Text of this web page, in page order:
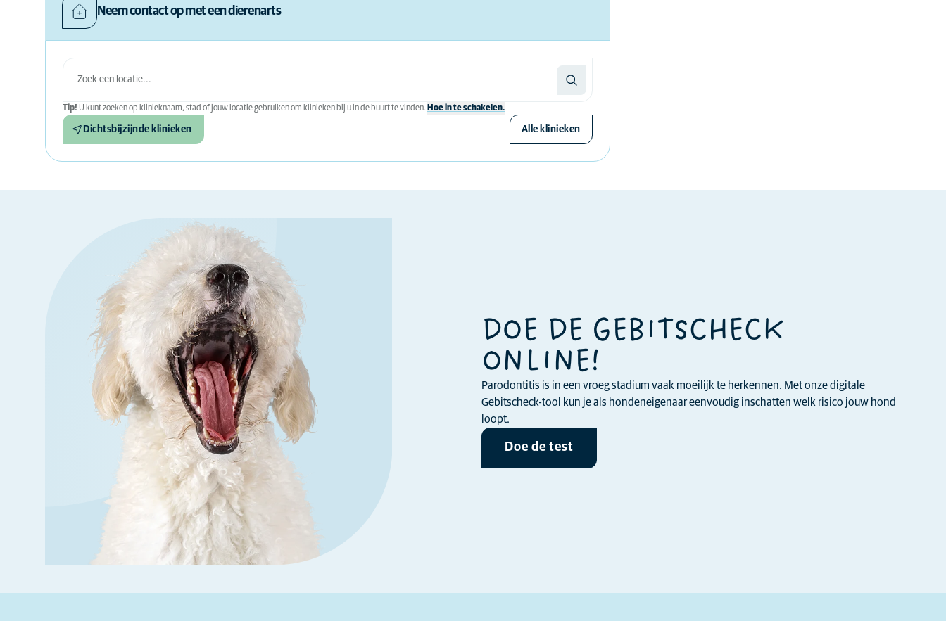
Neem contact op met een dierenarts
Tip! U kunt zoeken op klinieknaam, stad of jouw locatie gebruiken om klinieken bij u in de buurt te vinden. Hoe in te schakelen.
Dichtsbijzijnde klinieken Alle klinieken
DOE DE GEBITSCHECK
ONLINE!
Parodontitis is in een vroeg stadium vaak moeilijk te herkennen. Met onze digitale
Gebitscheck-tool kun je als hondeneigenaar eenvoudig inschatten welk risico jouw hond
loopt.
Doe de test